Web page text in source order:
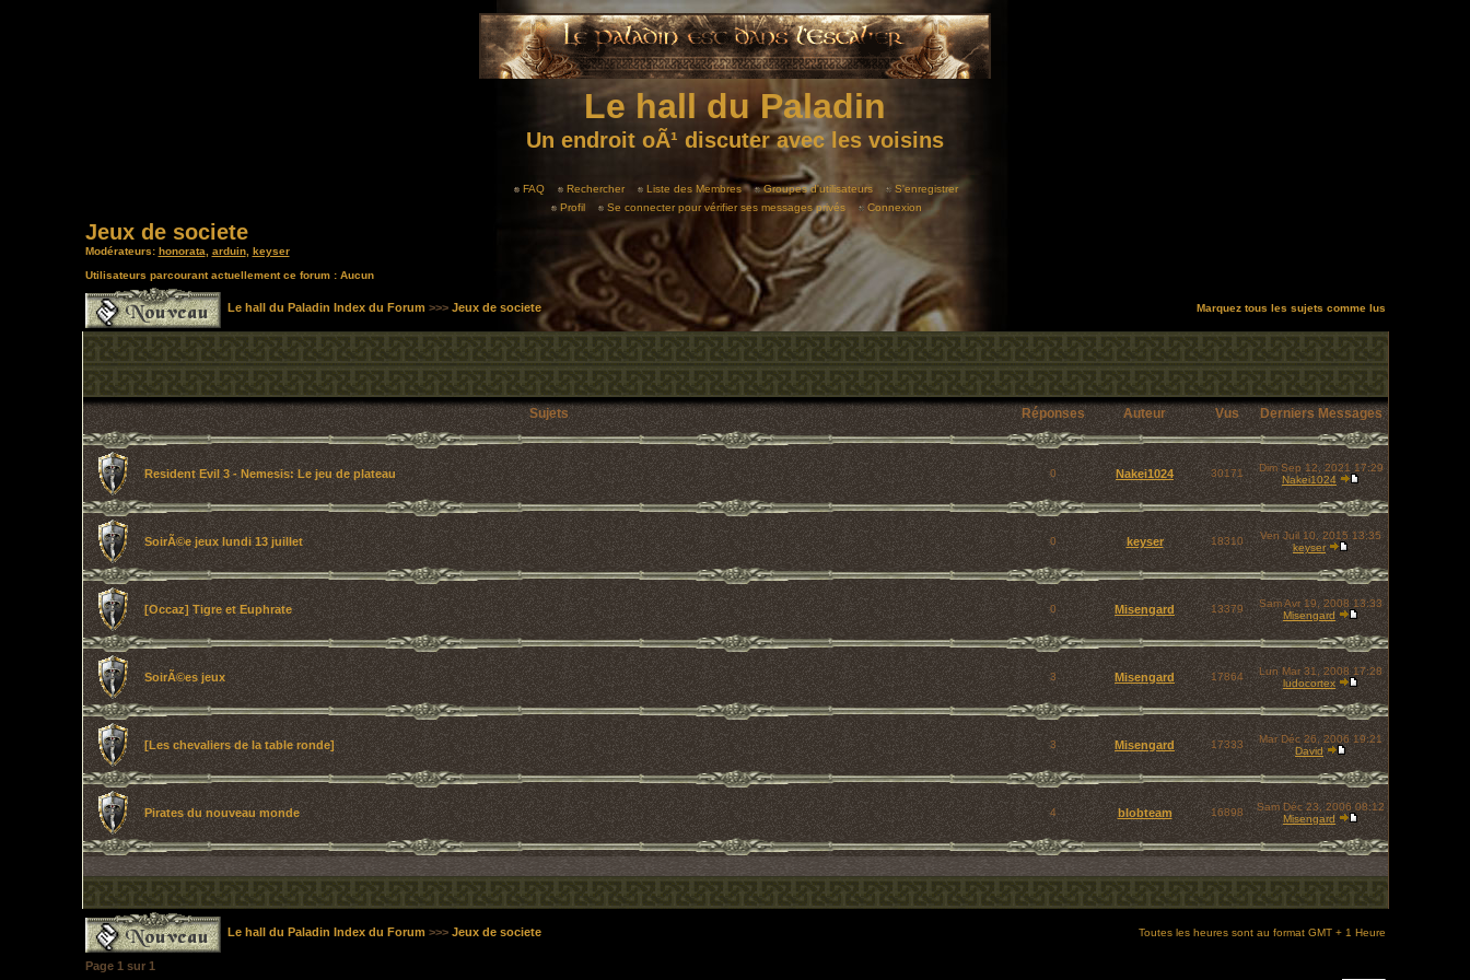
Le hall du Paladin
Un endroit oÃ¹ discuter avec les voisins
FAQ Rechercher Liste des Membres Groupes d'utilisateurs
S'enregistrer
Profil
Se connecter pour vérifier ses messages privés Connexion
Jeux de societe
Modérateurs: honorata arduin, keyser
Utilisateurs parcourant actuellement ce forum : Aucun
Le hall du Paladin Index du Forum >>> Jeux de societe Marquez tous les sujets comme lus
Sujets Réponses Auteur Vus Derniers Messages
Resident Evil 3 - Nemesis: Le jeu de plateau 0 Nakei1024 30171
Dim Sep 12, 2021 17:29
Nakei1024
SoirÃ©e jeux lundi 13 juillet 0 keyser 18310
Ven Juil 10, 2015 13:35
keyser
[Occaz] Tigre et Euphrate 0 Misengard 13379
Sam Avr 19, 2008 13:33
Misengard
SoirÃ©es jeux 3 Misengard 17864
Lun Mar 31, 2008 17:28
ludocortex
[Les chevaliers de la table ronde] 3 Misengard 17333
Mar Déc 26, 2006 19:21
David
Pirates du nouveau monde 4 blobteam 16898
Sam Déc 23, 2006 08:12
Misengard
Le hall du Paladin Index du Forum >>> Jeux de societe Toutes les heures sont au format GMT + 1 Heure
Page 1 sur 1